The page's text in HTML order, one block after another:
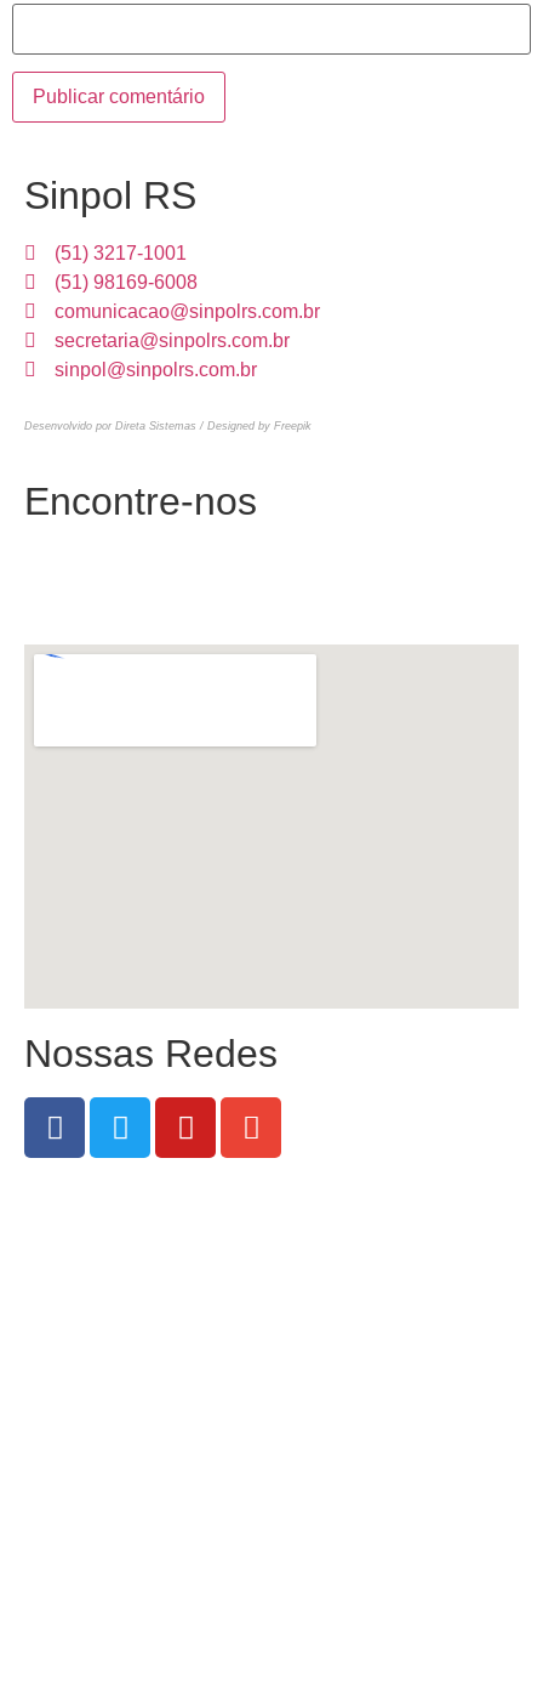
Sinpol RS
(51) 3217-1001
(51) 98169-6008
comunicacao@sinpolrs.com.br
secretaria@sinpolrs.com.br
sinpol@sinpolrs.com.br
Desenvolvido por Direta Sistemas / Designed by Freepik
Encontre-nos
Nossas Redes